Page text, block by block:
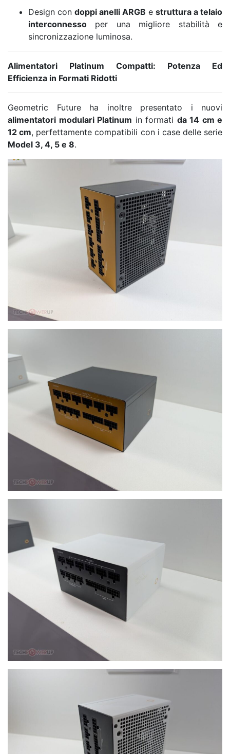
Design con doppi anelli ARGB e struttura a telaio
interconnesso per una migliore stabilità e
sincronizzazione luminosa.
Alimentatori Platinum Compatti: Potenza Ed
Efficienza in Formati Ridotti
Geometric Future ha inoltre presentato i nuovi
alimentatori modulari Platinum in formati da 14 cm e
12 cm, perfettamente compatibili con i case delle serie
Model 3, 4, 5 e 8.